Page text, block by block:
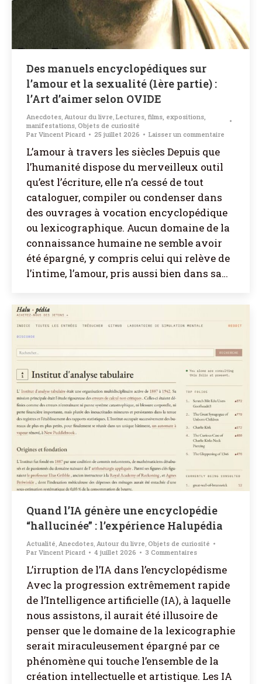
Des manuels encyclopédiques sur
l’amour et la sexualité (1ère partie) :
l’Art d’aimer selon OVIDE
Anecdotes, Autour du livre, Lectures, films, expositions,
manifestations, Objets de curiosité
Par Vincent Picard 25 juillet 2026 Laisser un commentaire
L’amour à travers les siècles Depuis que
l’humanité dispose du merveilleux outil
qu’est l’écriture, elle n’a cessé de tout
cataloguer, compiler ou condenser dans
des ouvrages à vocation encyclopédique
ou lexicographique. Aucun domaine de la
connaissance humaine ne semble avoir
été épargné, y compris celui qui relève de
l’intime, l’amour, pris aussi bien dans sa…
Quand l’IA génère une encyclopédie
“hallucinée” : l’expérience Halupédia
Actualité, Anecdotes, Autour du livre, Objets de curiosité
Par Vincent Picard 4 juillet 2026 3 Commentaires
L’irruption de l’IA dans l’encyclopédisme
Avec la progression extrêmement rapide
de l’Intelligence artificielle (IA), à laquelle
nous assistons, il aurait été illusoire de
penser que le domaine de la lexicographie
serait miraculeusement épargné par ce
phénomène qui touche l’ensemble de la
création intellectuelle et artistique. Les IA